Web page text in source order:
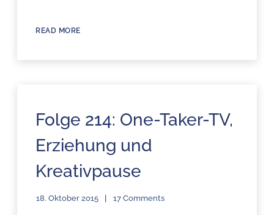
READ MORE
Folge 214: One-Taker-TV,
Erziehung und
Kreativpause
18. Oktober 2015 17 Comments